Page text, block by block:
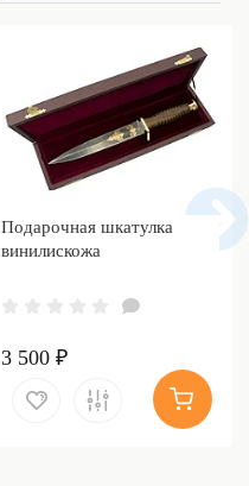
Подарочная шкатулка
винилискожа
3 500 ₽